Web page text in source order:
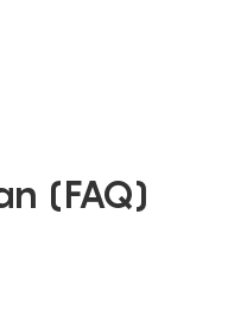
(FAQ)